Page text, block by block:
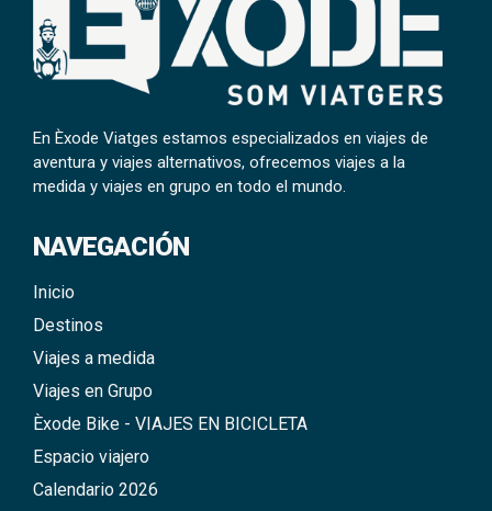
En Èxode Viatges estamos especializados en viajes de
aventura y viajes alternativos, ofrecemos viajes a la
medida y viajes en grupo en todo el mundo.
NAVEGACIÓN
Inicio
Destinos
Viajes a medida
Viajes en Grupo
Èxode Bike - VIAJES EN BICICLETA
Espacio viajero
Calendario 2026